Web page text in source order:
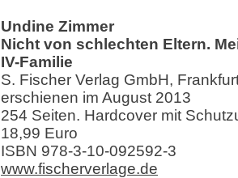
Undine Zimmer
Nicht von schlechten Eltern.
IV-Familie
S. Fischer Verlag GmbH,
erschienen im August 2013
254 Seiten. Hardcover mit
18,99 Euro
ISBN 978-3-10-092592-3
www.fischerverlage.de